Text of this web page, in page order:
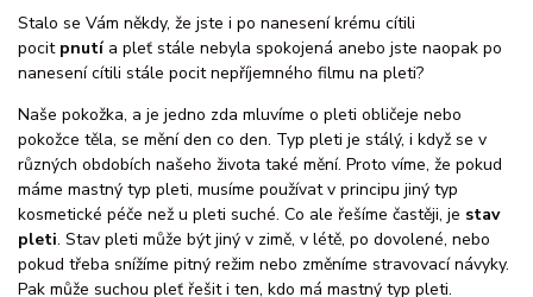
Stalo se Vám někdy, že jste i po nanesení krému cítili
pocit pnutía pleť stále nebyla spokojená anebo jste naopak po
nanesení cítili stále pocit nepříjemného filmu na pleti?
Naše pokožka, a je jedno zda mluvíme o pleti obličeje nebo
pokožce těla, se mění den co den. Typ pleti je stálý, i když se v
různých obdobích našeho života také mění. Proto víme, že pokud
máme mastný typ pleti, musíme používat v principu jiný typ
kosmetické péče než u pleti suché. Co ale řešíme častěji, je stav
pleti. Stav pleti může být jiný v zimě, v létě, po dovolené, nebo
pokud třeba snížíme pitný režim nebo změníme stravovací návyky.
Pak může suchou pleť řešit i ten, kdo má mastný typ pleti.